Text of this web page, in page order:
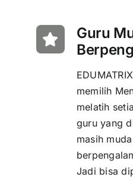
Guru
memilih
melatih
guru yang
masih
Jadi bisa